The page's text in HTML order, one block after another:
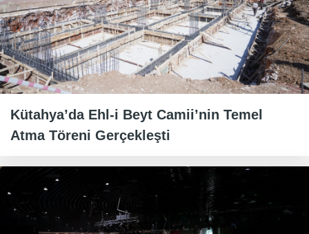
Kütahya’da Ehl-i Beyt Camii’nin Temel
Atma Töreni Gerçekleşti